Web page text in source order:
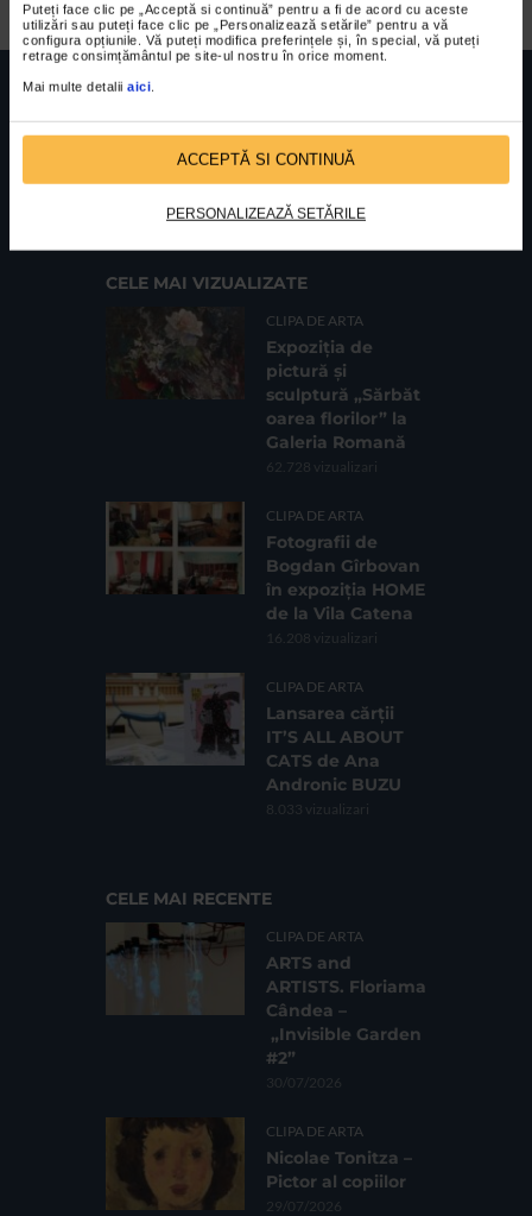
Puteți face clic pe „Acceptă si continuă” pentru a fi de acord cu aceste
utilizări sau puteți face clic pe „Personalizează setările” pentru a vă
configura opțiunile. Vă puteți modifica preferințele și, în special, vă puteți
retrage consimțământul pe site-ul nostru în orice moment.
Mai multe detalii aici
ACCEPTĂ SI CONTINUĂ
PERSONALIZEAZĂ SETĂRILE
Sc. 4, Ap. 197, Sector 2
CELE MAI VIZUALIZATE
CLIPA DE ARTA
Expoziția de
pictură și
sculptură „Sărbăt
oarea florilor” la
Galeria Romană
62.728 vizualizari
CLIPA DE ARTA
Fotografii de
Bogdan Gîrbovan
în expoziția HOME
de la Vila Catena
16.208 vizualizari
CLIPA DE ARTA
Lansarea cărții
IT’S ALL ABOUT
CATS de Ana
Andronic BUZU
8.033 vizualizari
CELE MAI RECENTE
CLIPA DE ARTA
ARTS and
ARTISTS. Floriama
Cândea –
„Invisible Garden
#2”
30/07/2026
CLIPA DE ARTA
Nicolae Tonitza –
Pictor al copiilor
29/07/2026